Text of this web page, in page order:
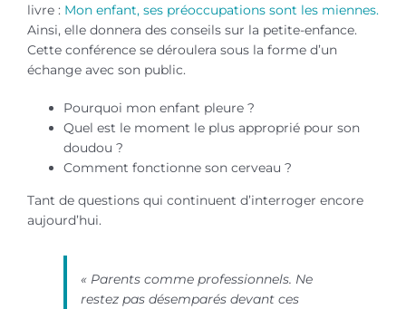
livre : Mon enfant, ses préoccupations sont les miennes.
Ainsi, elle donnera des conseils sur la petite-enfance.
Cette conférence se déroulera sous la forme d’un
échange avec son public.
Pourquoi mon enfant pleure ?
Quel est le moment le plus approprié pour son
doudou ?
Comment fonctionne son cerveau ?
Tant de questions qui continuent d’interroger encore
aujourd’hui.
« Parents comme professionnels. Ne
restez pas désemparés devant ces